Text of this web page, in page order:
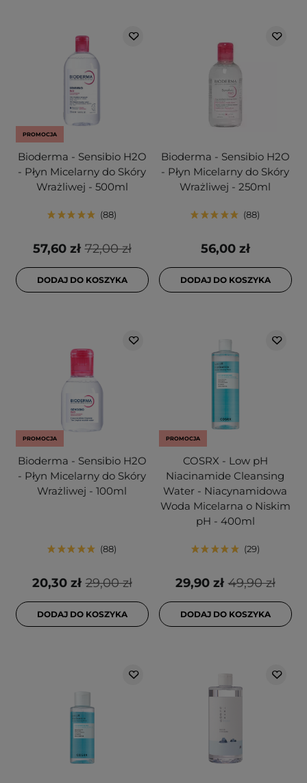
PROMOCJA
Bioderma - Sensibio H2O
- Płyn Micelarny do Skóry
Wrażliwej - 500ml
88
72,00 zł
57,60 zł
DODAJ DO KOSZYKA
Bioderma - Sensibio H2O
- Płyn Micelarny do Skóry
Wrażliwej - 250ml
88
56,00 zł
DODAJ DO KOSZYKA
PROMOCJA
Bioderma - Sensibio H2O
- Płyn Micelarny do Skóry
Wrażliwej - 100ml
88
29,00 zł
20,30 zł
DODAJ DO KOSZYKA
PROMOCJA
COSRX - Low pH
Niacinamide Cleansing
Water - Niacynamidowa
Woda Micelarna o Niskim
pH - 400ml
29
49,90 zł
29,90 zł
DODAJ DO KOSZYKA